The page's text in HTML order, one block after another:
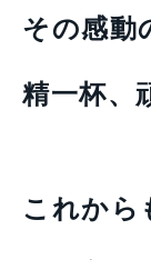
その感動
精一杯、
これから